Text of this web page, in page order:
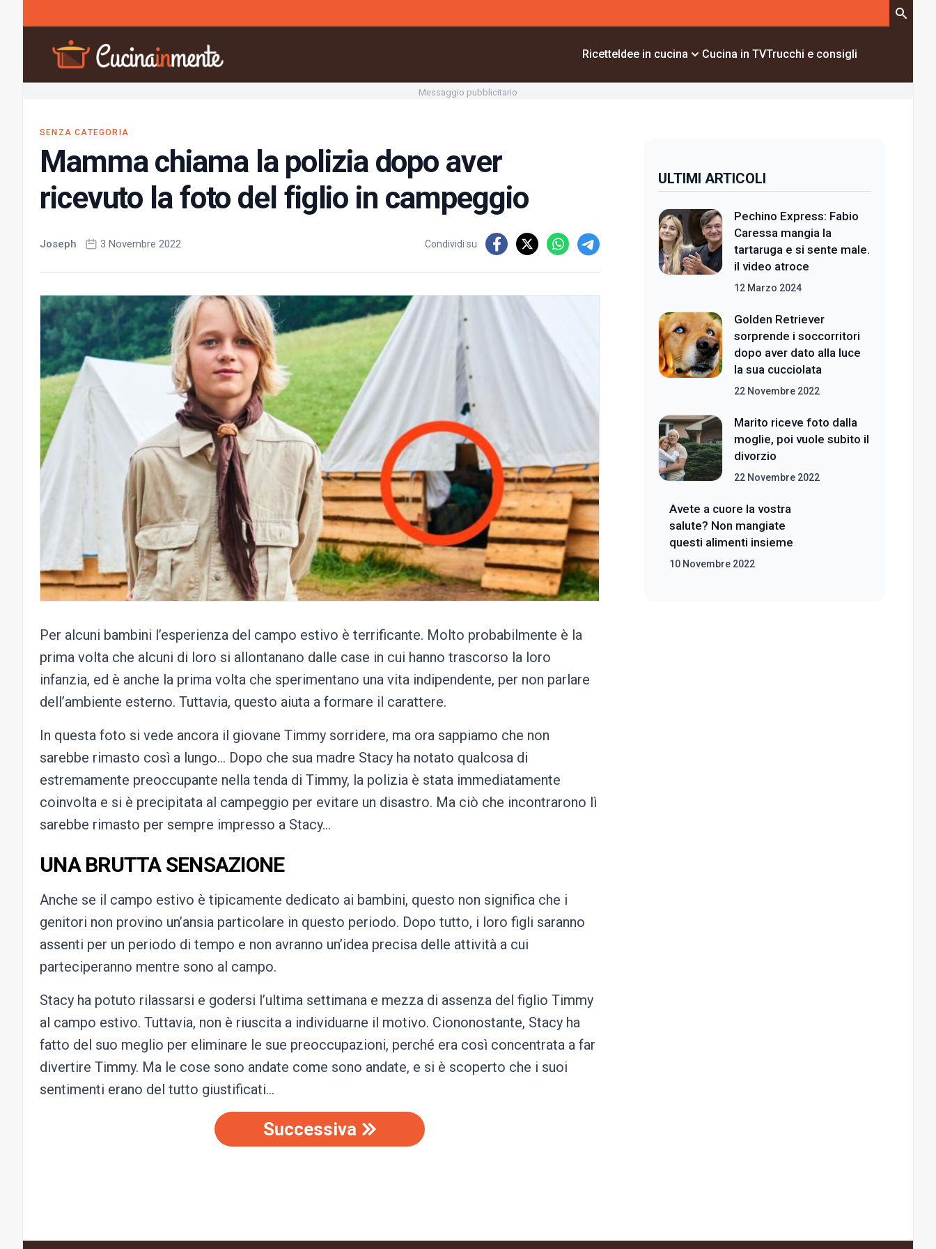
RicetteIdee in cucina Cucina in TVTrucchi e consigli
Messaggio pubblicitario
SENZA CATEGORIA
Mamma chiama la polizia dopo aver
ricevuto la foto del figlio in campeggio
Joseph 3 Novembre 2022 Condividi su
Per alcuni bambini l’esperienza del campo estivo è terrificante. Molto probabilmente è la
prima volta che alcuni di loro si allontanano dalle case in cui hanno trascorso la loro
infanzia, ed è anche la prima volta che sperimentano una vita indipendente, per non parlare
dell’ambiente esterno. Tuttavia, questo aiuta a formare il carattere.
In questa foto si vede ancora il giovane Timmy sorridere, ma ora sappiamo che non
sarebbe rimasto così a lungo… Dopo che sua madre Stacy ha notato qualcosa di
estremamente preoccupante nella tenda di Timmy, la polizia è stata immediatamente
coinvolta e si è precipitata al campeggio per evitare un disastro. Ma ciò che incontrarono lì
sarebbe rimasto per sempre impresso a Stacy…
UNA BRUTTA SENSAZIONE
Anche se il campo estivo è tipicamente dedicato ai bambini, questo non significa che i
genitori non provino un’ansia particolare in questo periodo. Dopo tutto, i loro figli saranno
assenti per un periodo di tempo e non avranno un’idea precisa delle attività a cui
parteciperanno mentre sono al campo.
Stacy ha potuto rilassarsi e godersi l’ultima settimana e mezza di assenza del figlio Timmy
al campo estivo. Tuttavia, non è riuscita a individuarne il motivo. Ciononostante, Stacy ha
fatto del suo meglio per eliminare le sue preoccupazioni, perché era così concentrata a far
divertire Timmy. Ma le cose sono andate come sono andate, e si è scoperto che i suoi
sentimenti erano del tutto giustificati…
Successiva
ULTIMI ARTICOLI
Pechino Express: Fabio
Caressa mangia la
tartaruga e si sente male.
il video atroce
12 Marzo 2024
Golden Retriever
sorprende i soccorritori
dopo aver dato alla luce
la sua cucciolata
22 Novembre 2022
Marito riceve foto dalla
moglie, poi vuole subito il
divorzio
22 Novembre 2022
Avete a cuore la vostra
salute? Non mangiate
questi alimenti insieme
10 Novembre 2022